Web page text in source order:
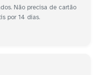
Não precisa de cartão
por 14 dias.